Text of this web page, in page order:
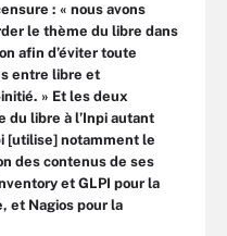
: « nous avons
le thème du libre dans
afin d’éviter toute
entre libre et
» Et les deux
du libre à l’Inpi autant
[utilise] notamment le
des contenus de ses
et GLPI pour la
et Nagios pour la